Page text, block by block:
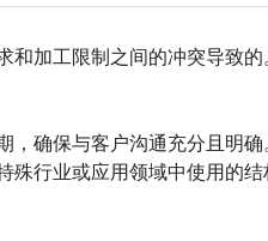
加工限制之间的冲突导致
确保与客户沟通充分且明确
殊行业或应用领域中使用的